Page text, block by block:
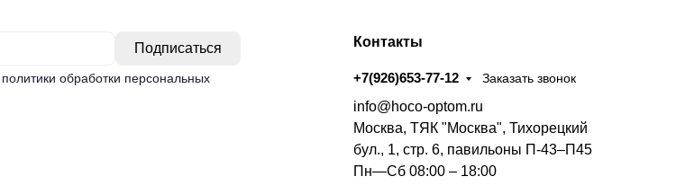
политики обработки персональных
Контакты
+7(926)653-77-12 Заказать звонок
info@hoco-optom.ru
Москва, ТЯК "Москва", Тихорецкий
бул., 1, стр. 6, павильоны П-43–П45
Пн—Сб 08:00 – 18:00